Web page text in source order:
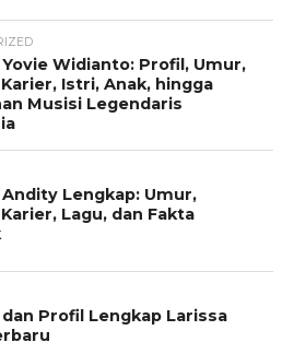
Widianto: Profil, Umur,
Istri, Anak, hingga
Musisi Legendaris
Lengkap: Umur,
Lagu, dan Fakta
Profil Lengkap Larissa